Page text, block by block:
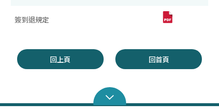
簽到退規定
回上頁 回首頁